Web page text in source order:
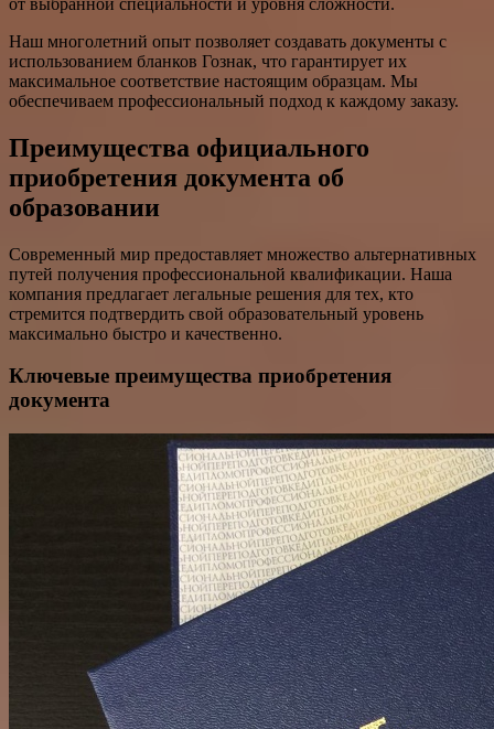
от выбранной специальности и уровня сложности.
Наш многолетний опыт позволяет создавать документы с
использованием бланков Гознак, что гарантирует их
максимальное соответствие настоящим образцам. Мы
обеспечиваем профессиональный подход к каждому заказу.
Преимущества официального
приобретения документа об
образовании
Современный мир предоставляет множество альтернативных
путей получения профессиональной квалификации. Наша
компания предлагает легальные решения для тех, кто
стремится подтвердить свой образовательный уровень
максимально быстро и качественно.
Ключевые преимущества приобретения
документа